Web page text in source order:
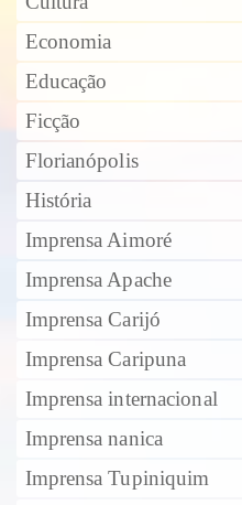
Economia
Educação
Ficção
Florianópolis
História
Imprensa Aimoré
Imprensa Apache
Imprensa Carijó
Imprensa Caripuna
Imprensa internacional
Imprensa nanica
Imprensa Tupiniquim